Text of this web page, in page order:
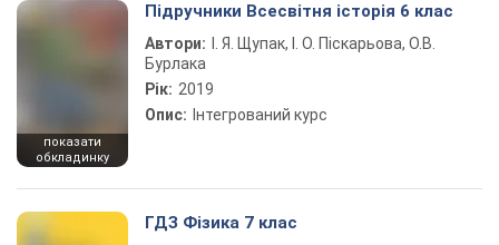
показати
обкладинку
Підручники Всесвітня історія 6 клас
Автори:
І. Я. Щупак, І. О. Піскарьова, О.В.
Бурлака
Рік: 2019
Опис: Інтегрований курс
ГДЗ Фізика 7 клас